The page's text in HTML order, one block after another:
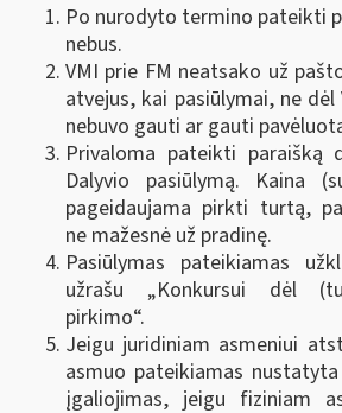
Po nurodyto termino pateikti
nebus.
VMI prie FM neatsako už
atvejus, kai pasiūlymai, ne
nebuvo gauti ar gauti
Privaloma pateikti paraišką
Dalyvio pasiūlymą. Kaina
pageidaujama pirkti turtą,
ne mažesnė už pradinę.
Pasiūlymas pateikiamas
užrašu „Konkursui dėl
pirkimo“.
Jeigu juridiniam asmeniui
asmuo pateikiamas
įgaliojimas, jeigu fiziniam